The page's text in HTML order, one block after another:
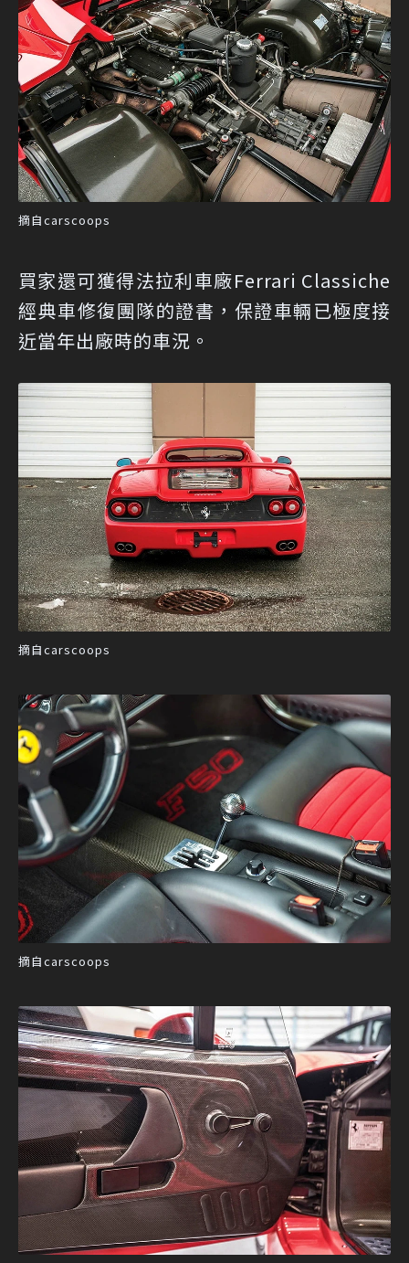
摘自carscoops
買家還可獲得法拉利車廠Ferrari Classiche
經典車修復團隊的證書，保證車輛已極度接
近當年出廠時的車況。
摘自carscoops
摘自carscoops